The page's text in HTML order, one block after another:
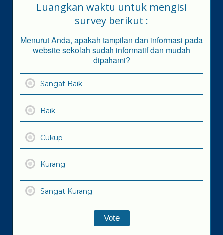
Luangkan waktu untuk mengisi
survey berikut :
Menurut Anda, apakah tampilan dan informasi pada
website sekolah sudah informatif dan mudah
dipahami?
Sangat Baik
Baik
Cukup
Kurang
Sangat Kurang